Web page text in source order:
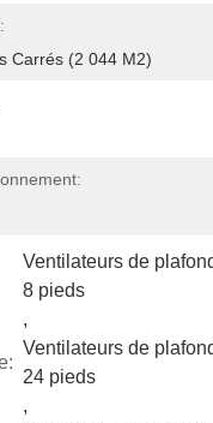
Carrés (2 044 M2)
Ventilateurs de
8 pieds
,
Ventilateurs de
24 pieds
,